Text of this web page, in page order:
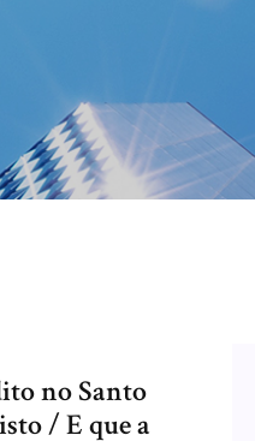
no Santo
/ E que a